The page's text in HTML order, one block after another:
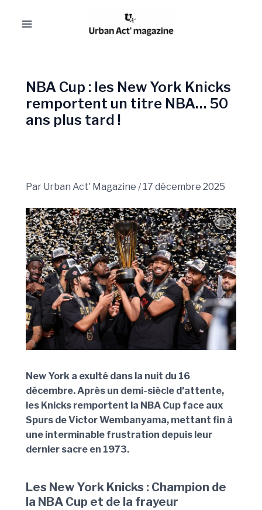
NBA Cup : les New York Knicks
remportent un titre NBA… 50
ans plus tard !
Par Urban Act' Magazine /17 décembre 2025
New York a exulté dans la nuit du 16
décembre. Après un demi-siècle d’attente,
les Knicks remportent la NBA Cup face aux
Spurs de Victor Wembanyama, mettant fin à
une interminable frustration depuis leur
dernier sacre en 1973.
Les New York Knicks : Champion de
la NBA Cup et de la frayeur
des